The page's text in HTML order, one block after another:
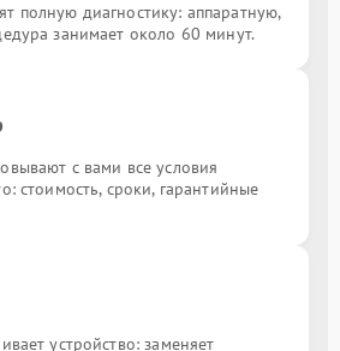
полную диагностику: аппаратную,
занимает около 60 минут.
с вами все условия
стоимость, сроки, гарантийные
устройство: заменяет